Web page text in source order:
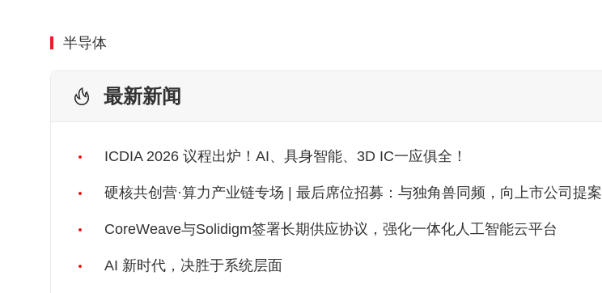
半导体
最新新闻
ICDIA 2026 议程出炉！AI、具身智能、3D IC一应俱全！
硬核共创营·算力产业链专场 | 最后席位招募：与独角兽同频，向上市公司提案
CoreWeave与Solidigm签署长期供应协议，强化一体化人工智能云平台
AI 新时代，决胜于系统层面